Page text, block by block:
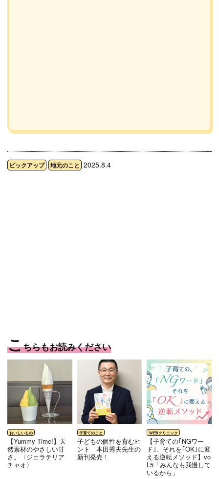
ピックアップ 地元のこと 2025.8.4
こちらもお読みください
【Yummy Time!】天
然素材のやさしい甘
さ。〈ジェラテリア
チャオ〉
⼦どもの個性を育むヒ
ント 本⽥秀夫先⽣の
新刊発売！
【子育ての｢NGワー
ド｣、それを｢OK｣に変
える逆転メソッド】vo
l.5「みんなも我慢して
いるから」